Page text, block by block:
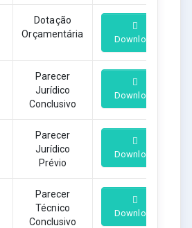
Dotação
Orçamentária
Download
Parecer
Jurídico
Conclusivo
Download
Parecer
Jurídico
Prévio
Download
Parecer
Técnico
Conclusivo
Download